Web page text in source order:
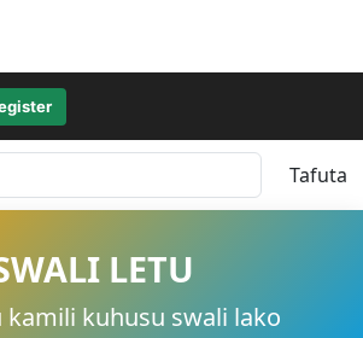
Tafuta
LETU
kamili kuhusu swali lako